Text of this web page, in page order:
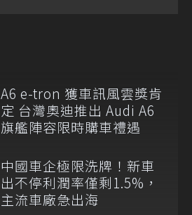
A6 e-tron 獲車訊風雲獎肯
定 台灣奧迪推出 Audi A6
旗艦陣容限時購車禮遇
中國車企極限洗牌！新車
出不停利潤率僅剩1.5%，
主流車廠急出海